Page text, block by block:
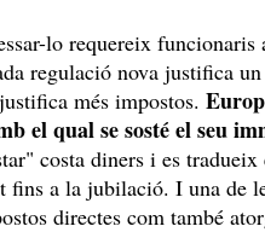
lo requereix funcionaris
regulació nova justifica
més impostos.
el qual se sosté el seu
costa diners i es
fins a la jubilació. I una de
directes com també